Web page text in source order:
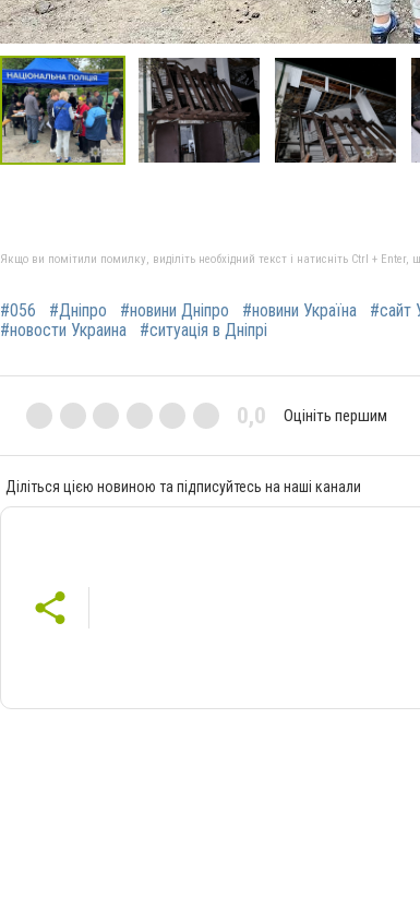
Якщо ви помітили помилку, виділіть необхідний текст і натисніть Ctrl + Enter,
#056 #Дніпро #новини Дніпро #новини Україна #сайт
#новости Украина
#ситуація в Дніпрі
0,0 Оцініть першим
Діліться цією новиною та підписуйтесь на наші канали